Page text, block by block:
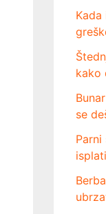
kako
se
isplati